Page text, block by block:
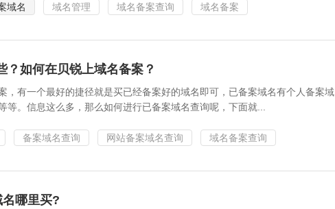
域名 域名管理 域名备案查询 域名备案
？如何在贝锐上域名备案？
，有一个最好的捷径就是买已经备案好的域名即可，已备案域名有个人备案域
。信息这么多，那么如何进行已备案域名查询呢，下面就...
备案域名查询 网站备案域名查询 域名备案查询
哪里买?